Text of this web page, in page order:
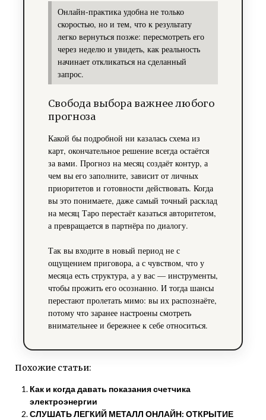
Онлайн-практика удобна не только
скоростью, но и тем, что к результату
легко вернуться позже: пересмотреть его
через неделю и увидеть, как реальность
начинает откликаться на сделанный
запрос.
Свобода выбора важнее любого
прогноза
Какой бы подробной ни казалась схема из
карт, окончательное решение всегда остаётся
за вами. Прогноз на месяц создаёт контур, а
чем вы его заполните, зависит от личных
приоритетов и готовности действовать. Когда
вы это понимаете, даже самый точный расклад
на месяц Таро перестаёт казаться авторитетом,
а превращается в партнёра по диалогу.
Так вы входите в новый период не с
ощущением приговора, а с чувством, что у
месяца есть структура, а у вас — инструменты,
чтобы прожить его осознанно. И тогда шансы
перестают пролетать мимо: вы их распознаёте,
потому что заранее настроены смотреть
внимательнее и бережнее к себе относиться.
Похожие статьи:
Как и когда давать показания счетчика
электроэнергии
СЛУШАТЬ ЛЕГКИЙ МЕТАЛЛ ОНЛАЙН: ОТКРЫТИЕ